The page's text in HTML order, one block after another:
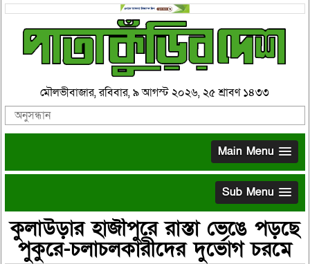
মৌলভীবাজার, রবিবার, ৯ আগস্ট ২০২৬, ২৫ শ্রাবণ ১৪৩৩
Main Menu
Sub Menu
কুলাউড়ার হাজীপুরে রাস্তা ভেঙে পড়ছে
পুকুরে-চলাচলকারীদের দুর্ভোগ চরমে